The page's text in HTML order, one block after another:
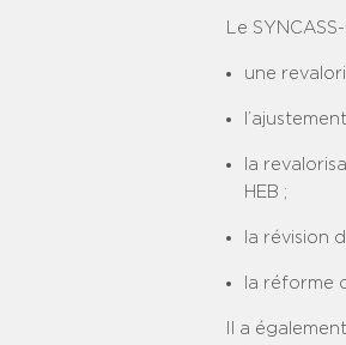
Le
une
la
HEB ;
la révision
la réforme
Il a